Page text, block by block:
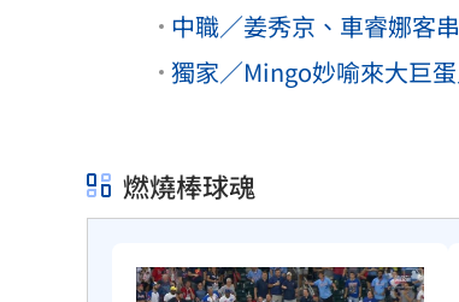
中職／姜秀京、車睿娜客
獨家／Mingo妙喻來大巨
燃燒棒球魂